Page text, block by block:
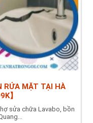
RỬA MẶT TẠI HÀ
】
sửa chữa Lavabo, bồn